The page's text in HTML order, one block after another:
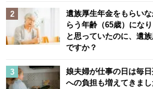
遺族厚生年金をもらい
らう年齢（65歳）にな
と思っていたのに、遺
ですか？
娘夫婦が仕事の日は毎
への負担も増えてきま